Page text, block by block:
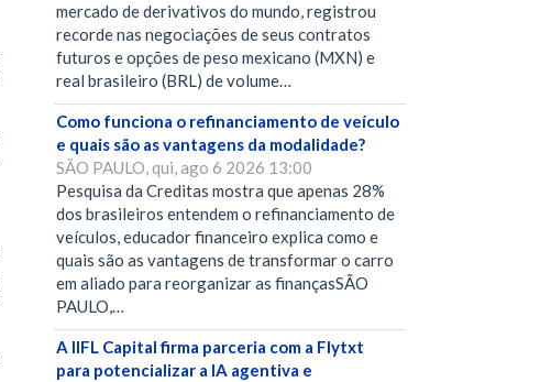
mercado de derivativos do mundo, registrou
recorde nas negociações de seus contratos
futuros e opções de peso mexicano (MXN) e
real brasileiro (BRL) de volume…
Como funciona o refinanciamento de veículo
e quais são as vantagens da modalidade?
SÃO PAULO, qui, ago 6 2026 13:00
Pesquisa da Creditas mostra que apenas 28%
dos brasileiros entendem o refinanciamento de
veículos, educador financeiro explica como e
quais são as vantagens de transformar o carro
em aliado para reorganizar as finançasSÃO
PAULO,…
A IIFL Capital firma parceria com a Flytxt
para potencializar a IA agentiva e